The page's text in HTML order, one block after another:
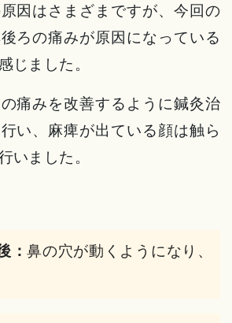
因はさまざまですが、今回の
ろの痛みが原因になっている
じました。
痛みを改善するように鍼灸治
い、麻痺が出ている顔は触ら
いました。
：鼻の穴が動くようになり、